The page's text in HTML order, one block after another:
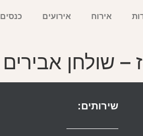
אירוח אירועים כנסים
– שולחן אבירים
שירותים: